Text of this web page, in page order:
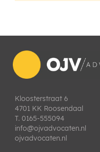
Kloosterstraat 6
4701 KK Roosendaal
T. 0165-555094
info@ojvadvocaten.nl
ojvadvocaten.nl